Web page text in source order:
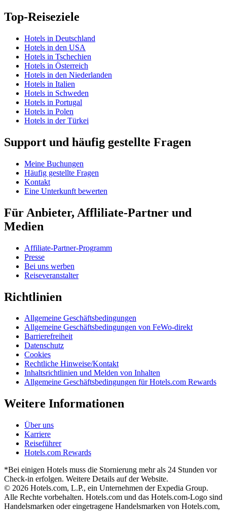
Top-Reiseziele
Hotels in Deutschland
Hotels in den USA
Hotels in Tschechien
Hotels in Österreich
Hotels in den Niederlanden
Hotels in Italien
Hotels in Schweden
Hotels in Portugal
Hotels in Polen
Hotels in der Türkei
Support und häufig gestellte Fragen
Meine Buchungen
Häufig gestellte Fragen
Kontakt
Eine Unterkunft bewerten
Für Anbieter, Affliliate-Partner und
Medien
Affiliate-Partner-Programm
Presse
Bei uns werben
Reiseveranstalter
Richtlinien
Allgemeine Geschäftsbedingungen
Allgemeine Geschäftsbedingungen von FeWo-direkt
Barrierefreiheit
Datenschutz
Cookies
Rechtliche Hinweise/Kontakt
Inhaltsrichtlinien und Melden von Inhalten
Allgemeine Geschäftsbedingungen für Hotels.com Rewards
Weitere Informationen
Über uns
Karriere
Reiseführer
Hotels.com Rewards
*Bei einigen Hotels muss die Stornierung mehr als 24 Stunden vor
Check-in erfolgen. Weitere Details auf der Website.
© 2026 Hotels.com, L.P., ein Unternehmen der Expedia Group.
Alle Rechte vorbehalten. Hotels.com und das Hotels.com-Logo sind
Handelsmarken oder eingetragene Handelsmarken von Hotels.com,